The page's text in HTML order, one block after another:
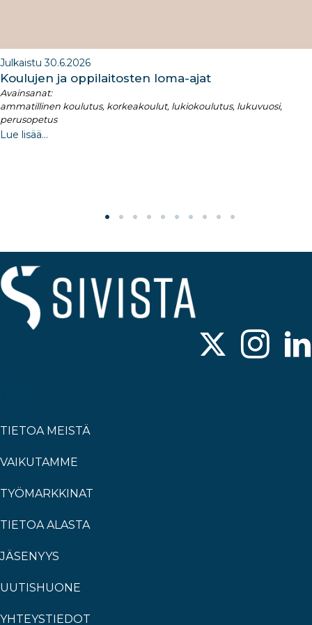
Julkaistu 30.6.2026
Koulujen ja oppilaitosten loma-ajat​
Avainsanat:
ammatillinen koulutus, korkeakoulut, lukiokoulutus, lukuvuosi,
perusopetus
Lue lisää...
TIETOA MEISTÄ
VAIKUTAMME
TYÖMARKKINAT
TIETOA ALASTA
JÄSENYYS
UUTISHUONE
YHTEYSTIEDOT